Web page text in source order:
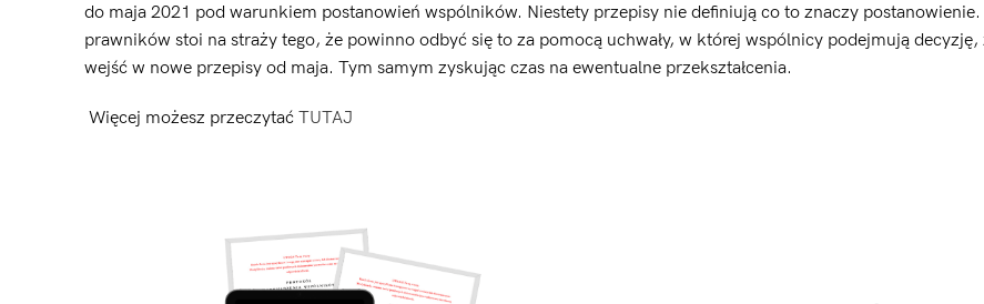
do maja 2021 pod warunkiem postanowień wspólników. Niestety przepisy nie definiują co to znaczy
prawników stoi na straży tego, że powinno odbyć się to za pomocą uchwały, w której wspólnicy podejmują decyzję,
wejść w nowe przepisy od maja. Tym samym zyskując czas na ewentualne przekształcenia.
Więcej możesz przeczytać TUTAJ